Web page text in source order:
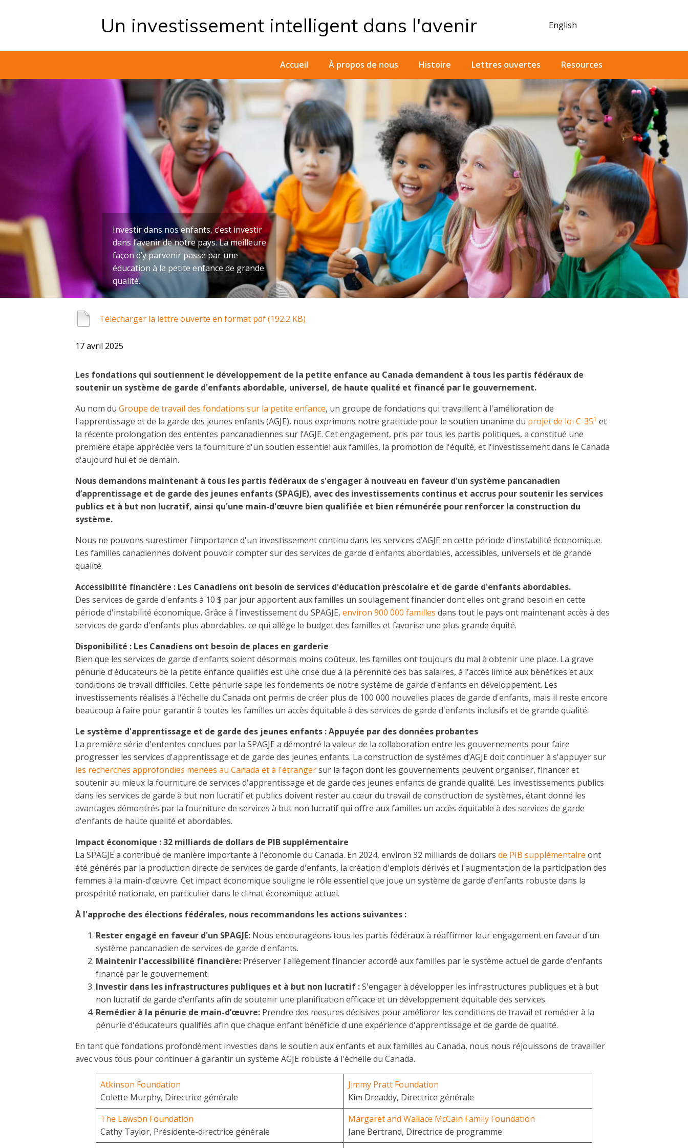
Un investissement intelligent dans l'avenir English
Accueil À propos de nous Histoire Lettres ouvertes Resources
Investir dans nos enfants, c’est investir
dans l’avenir de notre pays. La meilleure
façon d’y parvenir passe par une
éducation à la petite enfance de grande
qualité.
Télécharger la lettre ouverte en format pdf (192.2 KB)
17 avril 2025
Les fondations qui soutiennent le développement de la petite enfance au Canada demandent à tous les partis fédéraux de
soutenir un système de garde d'enfants abordable, universel, de haute qualité et financé par le gouvernement.
Au nom du Groupe de travail des fondations sur la petite enfance, un groupe de fondations qui travaillent à l'amélioration de
l'apprentissage et de la garde des jeunes enfants (AGJE), nous exprimons notre gratitude pour le soutien unanime du projet de loi C-351 et
la récente prolongation des ententes pancanadiennes sur l’AGJE. Cet engagement, pris par tous les partis politiques, a constitué une
première étape appréciée vers la fourniture d'un soutien essentiel aux familles, la promotion de l'équité, et l'investissement dans le Canada
d'aujourd'hui et de demain.
Nous demandons maintenant à tous les partis fédéraux de s'engager à nouveau en faveur d'un système pancanadien
d’apprentissage et de garde des jeunes enfants (SPAGJE), avec des investissements continus et accrus pour soutenir les services
publics et à but non lucratif, ainsi qu'une main-d'œuvre bien qualifiée et bien rémunérée pour renforcer la construction du
système.
Nous ne pouvons surestimer l'importance d'un investissement continu dans les services d’AGJE en cette période d'instabilité économique.
Les familles canadiennes doivent pouvoir compter sur des services de garde d'enfants abordables, accessibles, universels et de grande
qualité.
Accessibilité financière : Les Canadiens ont besoin de services d'éducation préscolaire et de garde d'enfants abordables.
Des services de garde d'enfants à 10 $ par jour apportent aux familles un soulagement financier dont elles ont grand besoin en cette
période d'instabilité économique. Grâce à l'investissement du SPAGJE, environ 900 000 familles dans tout le pays ont maintenant accès à des
services de garde d'enfants plus abordables, ce qui allège le budget des familles et favorise une plus grande équité.
Disponibilité : Les Canadiens ont besoin de places en garderie
Bien que les services de garde d'enfants soient désormais moins coûteux, les familles ont toujours du mal à obtenir une place. La grave
pénurie d'éducateurs de la petite enfance qualifiés est une crise due à la pérennité des bas salaires, à l'accès limité aux bénéfices et aux
conditions de travail difficiles. Cette pénurie sape les fondements de notre système de garde d'enfants en développement. Les
investissements réalisés à l'échelle du Canada ont permis de créer plus de 100 000 nouvelles places de garde d'enfants, mais il reste encore
beaucoup à faire pour garantir à toutes les familles un accès équitable à des services de garde d'enfants inclusifs et de grande qualité.
Le système d'apprentissage et de garde des jeunes enfants : Appuyée par des données probantes
La première série d'ententes conclues par la SPAGJE a démontré la valeur de la collaboration entre les gouvernements pour faire
progresser les services d'apprentissage et de garde des jeunes enfants. La construction de systèmes d’AGJE doit continuer à s'appuyer sur
les recherches approfondies menées au Canada et à l'étrangersur la façon dont les gouvernements peuvent organiser, financer et
soutenir au mieux la fourniture de services d'apprentissage et de garde des jeunes enfants de grande qualité. Les investissements publics
dans les services de garde à but non lucratif et publics doivent rester au cœur du travail de construction de systèmes, étant donné les
avantages démontrés par la fourniture de services à but non lucratif qui offre aux familles un accès équitable à des services de garde
d'enfants de haute qualité et abordables.
Impact économique : 32 milliards de dollars de PIB supplémentaire
La SPAGJE a contribué de manière importante à l'économie du Canada. En 2024, environ 32 milliards de dollars de PIB supplémentaire ont
été générés par la production directe de services de garde d'enfants, la création d'emplois dérivés et l'augmentation de la participation des
femmes à la main-d'œuvre. Cet impact économique souligne le rôle essentiel que joue un système de garde d'enfants robuste dans la
prospérité nationale, en particulier dans le climat économique actuel.
À l'approche des élections fédérales, nous recommandons les actions suivantes :
Rester engagé en faveur d'un SPAGJE: Nous encourageons tous les partis fédéraux à réaffirmer leur engagement en faveur d'un
système pancanadien de services de garde d'enfants.
Maintenir l'accessibilité financière: Préserver l'allègement financier accordé aux familles par le système actuel de garde d'enfants
financé par le gouvernement.
Investir dans les infrastructures publiques et à but non lucratif :S'engager à développer les infrastructures publiques et à but
non lucratif de garde d'enfants afin de soutenir une planification efficace et un développement équitable des services.
Remédier à la pénurie de main-d’œuvre: Prendre des mesures décisives pour améliorer les conditions de travail et remédier à la
pénurie d'éducateurs qualifiés afin que chaque enfant bénéficie d'une expérience d'apprentissage et de garde de qualité.
En tant que fondations profondément investies dans le soutien aux enfants et aux familles au Canada, nous nous réjouissons de travailler
avec vous tous pour continuer à garantir un système AGJE robuste à l'échelle du Canada.
Atkinson Foundation
Colette Murphy, Directrice générale
Jimmy Pratt Foundation
Kim Dreaddy, Directrice générale
The Lawson Foundation
Cathy Taylor, Présidente-directrice générale
Margaret and Wallace McCain Family Foundation
Jane Bertrand, Directrice de programme